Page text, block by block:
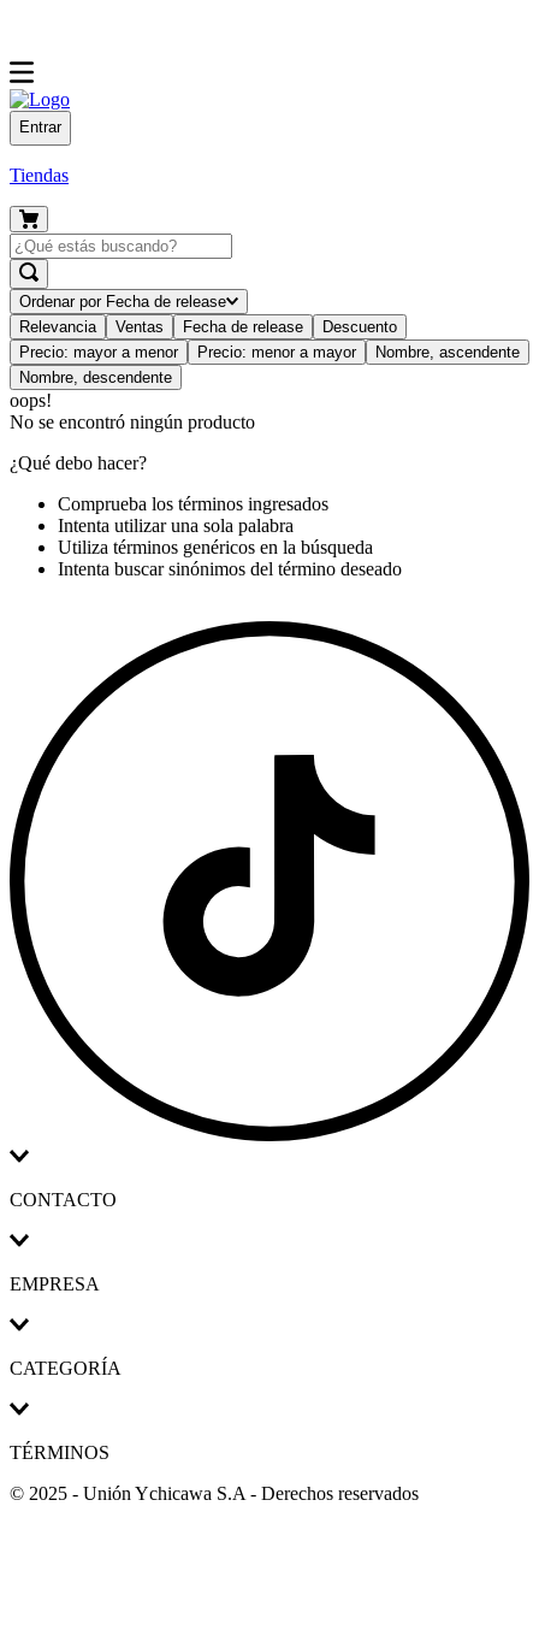
Entrar
Tiendas
Ordenar por Fecha de release
Relevancia
Ventas Fecha de release
Descuento
Precio: mayor a menor
Precio: menor a mayor
Nombre, ascendente
Nombre, descendente
oops!
No se encontró ningún producto
¿Qué debo hacer?
Comprueba los términos ingresados
Intenta utilizar una sola palabra
Utiliza términos genéricos en la búsqueda
Intenta buscar sinónimos del término deseado
CONTACTO
EMPRESA
CATEGORÍA
TÉRMINOS
© 2025 - Unión Ychicawa S.A - Derechos reservados